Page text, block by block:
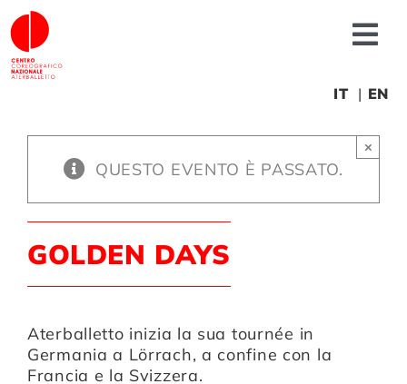
Salta
al
contenuto
Fonderia
IT EN
QUESTO EVENTO È PASSATO.
×
GOLDEN DAYS
Aterballetto inizia la sua tournée in
Germania a Lörrach, a confine con la
Francia e la Svizzera.